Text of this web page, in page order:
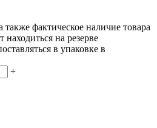
также фактическое наличие товара
находиться на резерве
в упаковке в
+